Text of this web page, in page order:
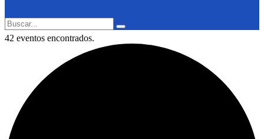
Search
for:
Search
42 eventos encontrados.